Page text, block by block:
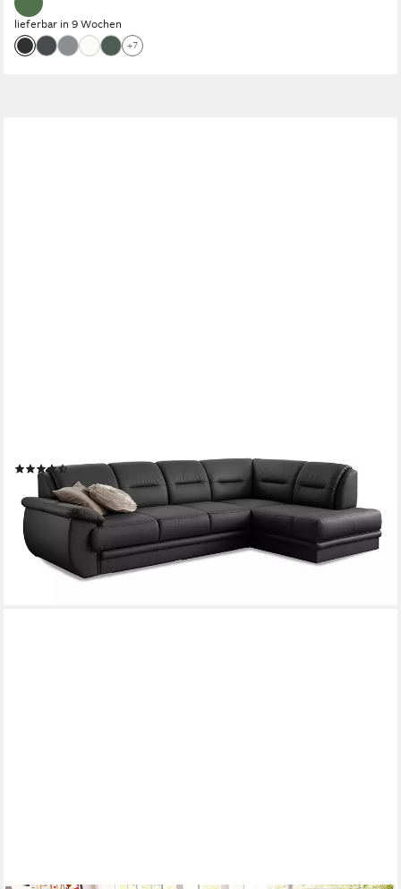
lieferbar in 9 Wochen
+7
(142)
ab 1.179,99 € UVP 1.929,00 €
-39%
lieferbar in 5 Wochen
+4